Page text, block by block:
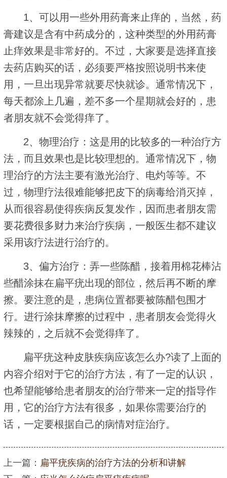
1、可以用一些外用药膏来止痒的，当然，药
膏建议是含有中药成分的，这种类型的外用药膏
止痒效果是非常好的。不过，大家要是选择直接
去药店购买的话，必须要严格按照说明书来使
用，一旦出现异常就要尽快就诊。通常情况下，
每天都涂上几遍，差不多一个星期就会好的，患
者朋友就不会觉得痒了。
2、物理治疗：这是用的比较多的一种治疗方
法，而且效果也是比较理想的。通常情况下，物
理治疗的方法主要有激光治疗、电灼等等。不
过，物理疗法很难能够把皮下的病毒给消灭掉，
从而很容易使得疾病反复发作，因而患者朋友需
要花费很多财力来治疗疾病，一般医生都不建议
采用该疗法进行治疗的。
3、偏方治疗：弄一些陈醋，接着用棉花棒沾
些醋涂抹在扁平疣出现的部位，然后再不断的摩
擦。要注意的是，患病位置都要被陈醋包围才
行。进行涂抹摩擦的过程中，患者朋友会觉得火
辣辣的，之后就不会觉得痒了。
扁平疣这种皮肤疾病应该怎么办?读了上面的
内容介绍对于它的治疗方法，有了一定的认识，
也希望能够给患者朋友的治疗带来一定的指导作
用，它的治疗方法有很多，如果你需要治疗的
话，一定要根据自己的病情对症治疗。
上一篇： 扁平疣疾病的治疗方法的分析和讲解